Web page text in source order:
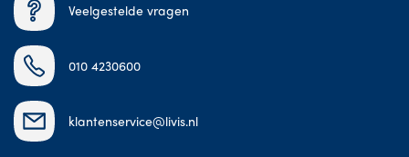
Veelgestelde vragen
010 4230600
klantenservice@livis.nl